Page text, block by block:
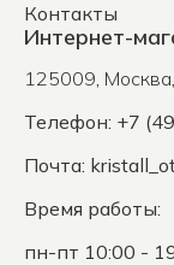
Контакты
Интернет-
125009, Москва,
Телефон: +7
Почта:
Время работы:
пн-пт 10:00 -